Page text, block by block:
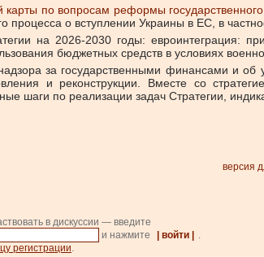
карты по вопросам реформы государственного
процесса о вступлении Украины в ЕС, в
на 2026-2030 годы: евроинтеграция:
бюджетных средств в условиях
за государственными финансами и
и реконструкции.
Вместе со
шаги по реализации задач Стратегии,
версия
в дискуссии — введите
и нажмите | войти |
.
регистрации.